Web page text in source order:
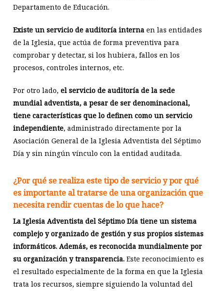
Departamento de Educación.
Existe un servicio de auditoría internaen las entidades
de la Iglesia, que actúa de forma preventiva para
comprobar y detectar, si los hubiera, fallos en los
procesos, controles internos, etc.
Por otro lado, el servicio de auditoría de la sede
mundial adventista, a pesar de ser denominacional,
tiene características que lo definen como un servicio
independiente, administrado directamente por la
Asociación General de la Iglesia Adventista del Séptimo
Día y sin ningún vínculo con la entidad auditada.
¿Por qué se realiza este tipo de servicio y por qué
es importante al tratarse de una organización que
necesita rendir cuentas de lo que hace?
La Iglesia Adventista del Séptimo Día tiene un sistema
complejo y organizado de gestión y sus propios sistemas
informáticos. Además, es reconocida mundialmente por
su organización y transparencia.Este reconocimiento es
el resultado especialmente de la forma en que la Iglesia
trata los recursos, siempre siguiendo la voluntad del